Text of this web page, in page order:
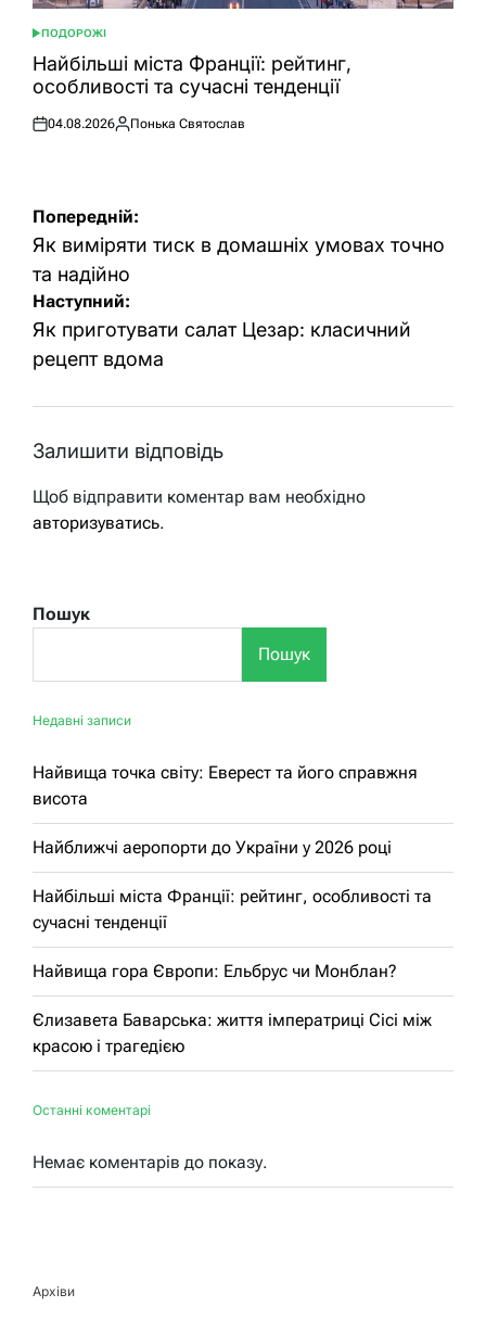
ОПУБЛІКУВАТИ
У
ПОДОРОЖІ
Найбільші міста Франції: рейтинг,
особливості та сучасні тенденції
Оприлюднено
04.08.2026
Опубліковано
Понька Святослав
Навігація
записів
Попередній:
Як виміряти тиск в домашніх умовах точно
та надійно
Наступний:
Як приготувати салат Цезар: класичний
рецепт вдома
Залишити відповідь
Щоб відправити коментар вам необхідно
авторизуватись.
Пошук
Пошук
Недавні записи
Найвища точка світу: Еверест та його справжня
висота
Найближчі аеропорти до України у 2026 році
Найбільші міста Франції: рейтинг, особливості та
сучасні тенденції
Найвища гора Європи: Ельбрус чи Монблан?
Єлизавета Баварська: життя імператриці Сісі між
красою і трагедією
Останні коментарі
Немає коментарів до показу.
Архіви